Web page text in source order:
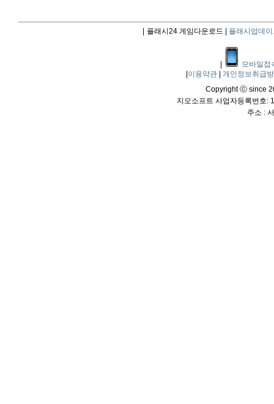
플래시24 게임다운로드 | 플래시업데이
모바일접
이용약관
개인정보취급
Copyright ⓒ since
지오소프트 사업자등록번호:
주소 :